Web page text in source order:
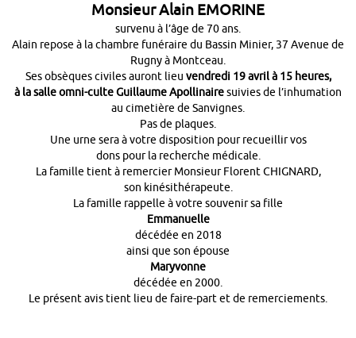
Monsieur Alain EMORINE
survenu à l’âge de 70 ans.
Alain repose à la chambre funéraire du Bassin Minier, 37 Avenue de
Rugny à Montceau.
Ses obsèques civiles auront lieu vendredi 19 avril à 15 heures,
à la salle omni-culte Guillaume Apollinairesuivies de l’inhumation
au cimetière de Sanvignes.
Pas de plaques.
Une urne sera à votre disposition pour recueillir vos
dons pour la recherche médicale.
La famille tient à remercier Monsieur Florent CHIGNARD,
son kinésithérapeute.
La famille rappelle à votre souvenir sa fille
Emmanuelle
décédée en 2018
ainsi que son épouse
Maryvonne
décédée en 2000.
Le présent avis tient lieu de faire-part et de remerciements.